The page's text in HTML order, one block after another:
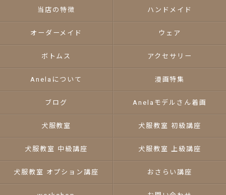
当店の特徴 ハンドメイド
オーダーメイド ウェア
ボトムス アクセサリー
Anelaについて 漫画特集
ブログ Anelaモデルさん着画
犬服教室 犬服教室 初級講座
犬服教室 中級講座 犬服教室 上級講座
犬服教室 オプション講座 おさらい講座